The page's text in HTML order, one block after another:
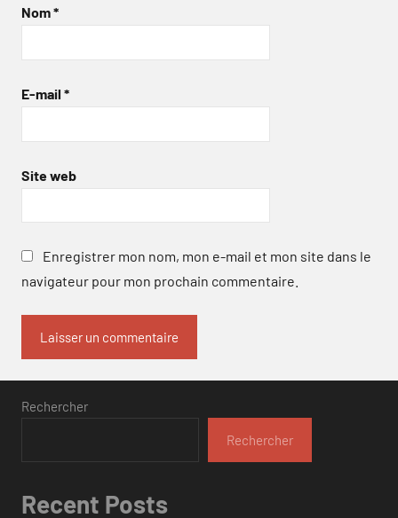
Nom*
E-mail *
Site web
Enregistrer mon nom, mon e-mail et mon site dans le
navigateur pour mon prochain commentaire.
Rechercher
Rechercher
Recent Posts